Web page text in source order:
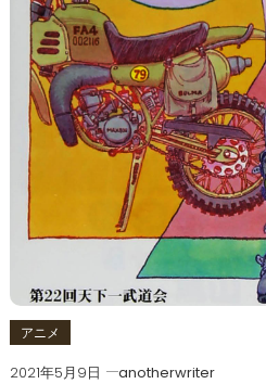
アニメ
2021年5月9日
anotherwriter